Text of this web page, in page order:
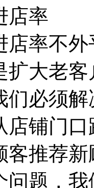
率
率不外
扩大老
们必须
店铺门
客推荐
问题，